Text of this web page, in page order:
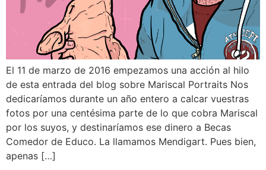
El 11 de marzo de 2016 empezamos una acción al hilo
de esta entrada del blog sobre Mariscal Portraits Nos
dedicaríamos durante un año entero a calcar vuestras
fotos por una centésima parte de lo que cobra Mariscal
por los suyos, y destinaríamos ese dinero a Becas
Comedor de Educo. La llamamos Mendigart. Pues bien,
apenas […]